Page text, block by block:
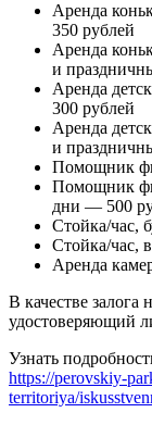
Аренда
350 рублей
Аренда
и
Аренда
300 рублей
Аренда
и
Помощник
Помощник
дни — 500
Стойка/час,
Стойка/час,
Аренда
В качестве залога
удостоверяющий
Узнать
https://perovskiy-
territoriya/